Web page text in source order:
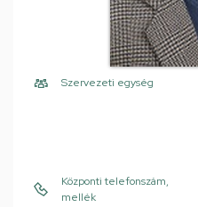
Szervezeti egység
Központi telefonszám,
mellék